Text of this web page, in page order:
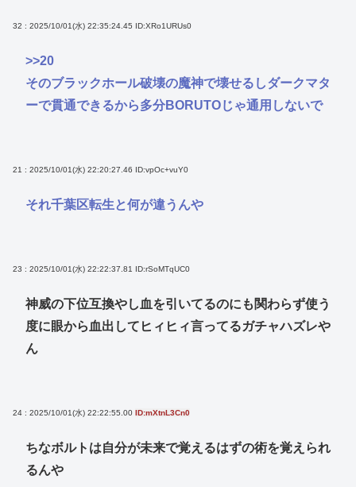
32 : 2025/10/01(水) 22:35:24.45 ID:XRo1URUs0
>>20
そのブラックホール破壊の魔神で壊せるしダークマタ
ーで貫通できるから多分BORUTOじゃ通用しないで
21 : 2025/10/01(水) 22:20:27.46 ID:vpOc+vuY0
それ千葉区転生と何が違うんや
23 : 2025/10/01(水) 22:22:37.81 ID:rSoMTqUC0
神威の下位互換やし血を引いてるのにも関わらず使う
度に眼から血出してヒィヒィ言ってるガチャハズレや
ん
24 : 2025/10/01(水) 22:22:55.00 ID:mXtnL3Cn0
ちなボルトは自分が未来で覚えるはずの術を覚えられ
るんや